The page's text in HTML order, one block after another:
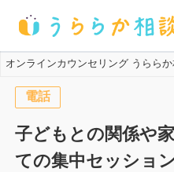
オンラインカウンセリング うらら
電話
子どもとの関係や
ての集中セッション